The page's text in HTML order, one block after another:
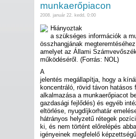
munkaerőpiacon
2008. január 22. kedd, 0:00
Hiányoztak
a szükséges információk a
összhangjának
amelyet az Állami
működéséről. (Forrás: NOL)
A
jelentés megállapítja, hogy a
koncentráló, rövid távon
alkalmazása a munkaerőpiacot
gazdasági fejlődés) és egyéb
eltörlése, nyugdíjkorhatár
hátrányos helyzetű rétegek
ki, és nem történt előrelépés
igényeinek megfelelő